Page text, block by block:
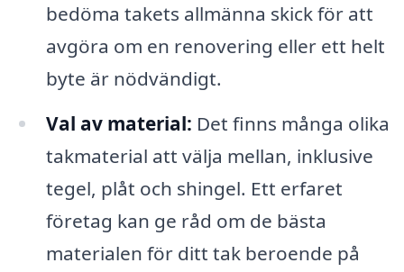
bedöma takets allmänna skick för att
avgöra om en renovering eller ett helt
byte är nödvändigt.
Val av material: Det finns många olika
takmaterial att välja mellan, inklusive
tegel, plåt och shingel. Ett erfaret
företag kan ge råd om de bästa
materialen för ditt tak beroende på